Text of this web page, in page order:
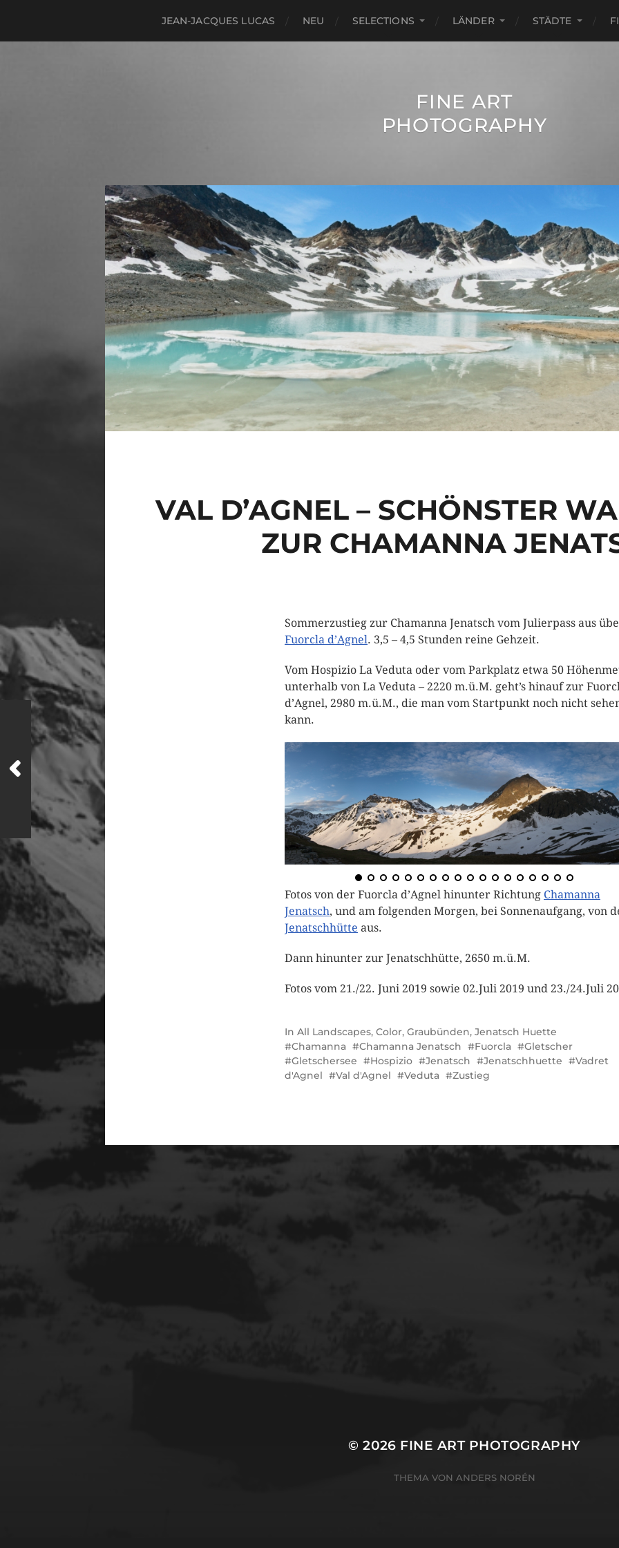
JEAN-JACQUES LUCAS NEU SELECTIONS LÄNDER STÄDTE
FINE ART
PHOTOGRAPHY
VAL D’AGNEL – SCHÖNSTER
ZUR CHAMANNA
Sommerzustieg zur Chamanna Jenatsch vom Julierpass aus
Fuorcla d’Agnel. 3,5 – 4,5 Stunden reine Gehzeit.
Vom Hospizio La Veduta oder vom Parkplatz etwa 50
unterhalb von La Veduta – 2220 m.ü.M. geht’s hinauf zur
d’Agnel, 2980 m.ü.M., die man vom Startpunkt noch nicht
kann.
Fotos von der Fuorcla d’Agnel hinunter Richtung Chamanna
Jenatsch, und am folgenden Morgen, bei Sonnenaufgang, von
Jenatschhütte aus.
Dann hinunter zur Jenatschhütte, 2650 m.ü.M.
Fotos vom 21./22. Juni 2019 sowie 02.Juli 2019 und 23./24.Juli
In All Landscapes, Color, Graubünden, Jenatsch Huette
Chamanna
Chamanna Jenatsch Fuorcla
Gletscher
Gletschersee
Hospizio Jenatsch Jenatschhuette
Vadret
d'Agnel
Val d'Agnel Veduta Zustieg
© 2026 FINE ART PHOTOGRAPHY
THEMA VON ANDERS NORÉN